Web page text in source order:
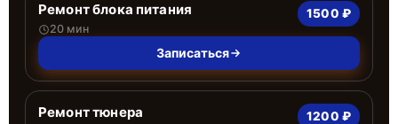
Ремонт блока питания
20 мин
1500 ₽
Записаться
Ремонт тюнера 1200 ₽